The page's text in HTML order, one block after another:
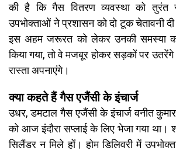
की है कि गैस वितरण व्यवस्था को तुरंत
उपभोक्ताओं ने प्रशासन को दो टूक चेतावनी दी
इस अहम जरूरत को लेकर उनकी समस्या
किया गया, तो वे मजबूर होकर सड़कों पर
रास्ता अपनाएंगे।
क्या कहते हैं गैस एजैंसी के इंचार्ज
उधर, डमटाल गैस एजैंसी के इंचार्ज वनीत
को आज इंदौरा सप्लाई के लिए भेजा गया था।
सिलैंडर न मिले हों। होम डिलिवरी में